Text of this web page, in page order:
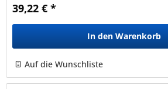
39,22 € *
In den Warenkorb
Auf die Wunschliste